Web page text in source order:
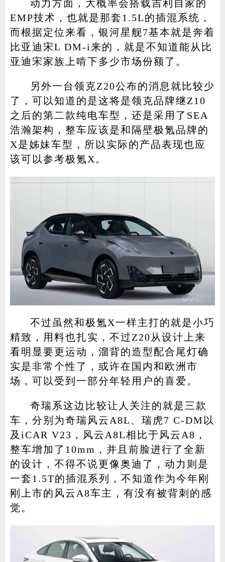
动力方面，大概率会搭载吉利自家的
EMP技术，也就是那套1.5L的插混系统，
而根据定位来看，银河星舰7基本就是奔着
比亚迪宋L DM-i来的，就是不知道能从比
亚迪宋家族上啃下多少市场份额了。
另外一台领克Z20公布的消息就比较少
了，可以知道的是这将是领克品牌继Z10
之后的第二款纯电车型，还是采用了SEA
浩瀚架构，整车应该是和隔壁极氪品牌的
X是姊妹车型，所以实际的产品表现也应
该可以参考极氪X。
不过虽然和极氪X一样主打的就是小巧
精致，用料也扎实，不过Z20从设计上来
看明显要更运动，溜背的造型配合尾灯确
实是非常个性了，或许在国内和欧洲市
场，可以受到一部分年轻用户的喜爱。
奇瑞系这边比较让人关注的就是三款
车，分别为奇瑞风云A8L、瑞虎7 C-DM以
及iCAR V23，风云A8L相比于风云A8，
整车增加了10mm，并且前脸进行了全新
的设计，不得不说更像奥迪了，动力则是
一套1.5T的插混系列，不知道作为今年刚
刚上市的风云A8车主，有没有被背刺的感
觉。